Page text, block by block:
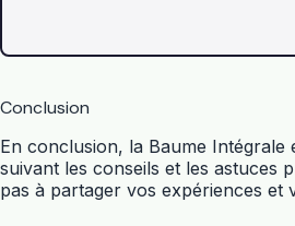
Conclusion
En conclusion, la Baume
suivant les conseils et les astuces
pas à partager vos expériences et